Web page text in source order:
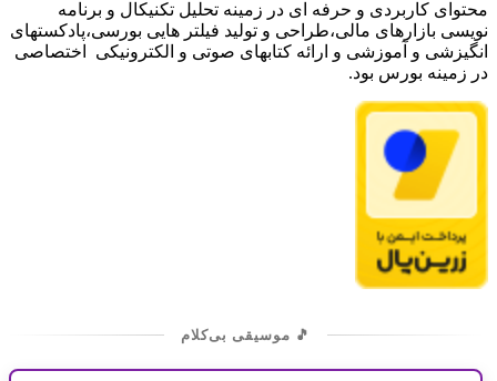
محتوای کاربردی و حرفه ای در زمینه تحلیل تکنیکال و برنامه
نویسی بازارهای مالی،طراحی و تولید فیلتر هایی بورسی،پادکستهای
انگیزشی و آموزشی و ارائه کتابهای صوتی و الکترونیکی اختصاصی
در زمینه بورس بود.
🎵 موسیقی بی‌کلام